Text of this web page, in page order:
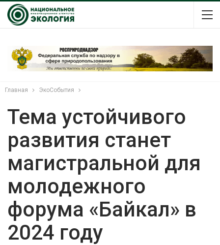
Главная ЭкоСобытия
Тема устойчивого
развития станет
магистральной для
молодежного
форума «Байкал» в
2024 году